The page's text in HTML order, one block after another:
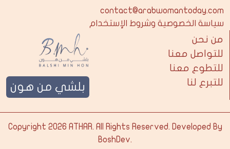
contact@arabwomantoday.com
سياسة الخصوصية وشروط الإستخدام
من نحن
للتواصل معنا
للتطوع معنا
للتبرع لنا
بلشي من هون
Copyright 2026 ATHAR. All Rights Reserved. Developed By
BoshDev.